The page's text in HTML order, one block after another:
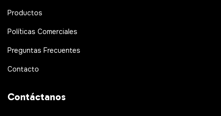
Productos
Políticas Comerciales
Preguntas Frecuentes
Contacto
Contáctanos